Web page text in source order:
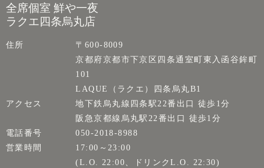
全席個室 鮮や一夜
ラクエ四条烏丸店
住所
〒600-8009
京都府京都市下京区四条通室町東入函谷鉾町
101
LAQUE（ラクエ）四条烏丸B1
アクセス
地下鉄烏丸線四条駅22番出口 徒歩1分
阪急京都線烏丸駅22番出口 徒歩1分
電話番号
050-2018-8988
営業時間
17:00～23:00
(L.O. 22:00、ドリンクL.O. 22:30)